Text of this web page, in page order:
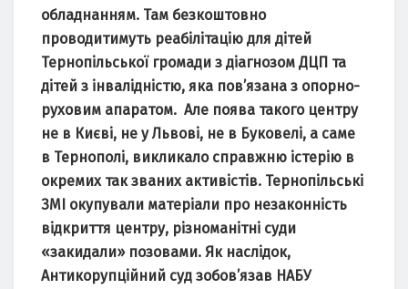
обладнанням. Там безкоштовно
проводитимуть реабілітацію для дітей
Тернопільської громади з діагнозом ДЦП та
дітей з інвалідністю, яка пов’язана з опорно-
руховим апаратом. Але поява такого центру
не в Києві, не у Львові, не в Буковелі, а саме
в Тернополі, викликало справжню істерію в
окремих так званих активістів. Тернопільські
ЗМІ окупували матеріали про незаконність
відкриття центру, різноманітні суди
«закидали» позовами. Як наслідок,
Антикорупційний суд зобов’язав НАБУ